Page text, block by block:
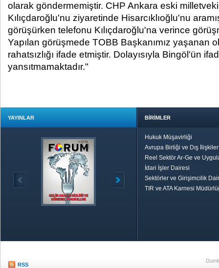
olarak göndermemiştir. CHP Ankara eski
Kılıçdaroğlu'nu ziyaretinde Hisarcıklıoğlu'nu
görüşürken telefonu Kılıçdaroğlu'na verince
Yapılan görüşmede TOBB Başkanımız yaşanan
rahatsızlığı ifade etmiştir. Dolayısıyla Bingöl'ün
yansıtmamaktadır."
YAYINLAR BİRİMLER
Hukuk Müşavirliği
Avrupa Birliği ve Dış
Reel Sektör Ar-Ge ve
İdari İşler Dairesi
Sektörler ve Girişimcilik
TIR ve ATA Karnesi
RSS